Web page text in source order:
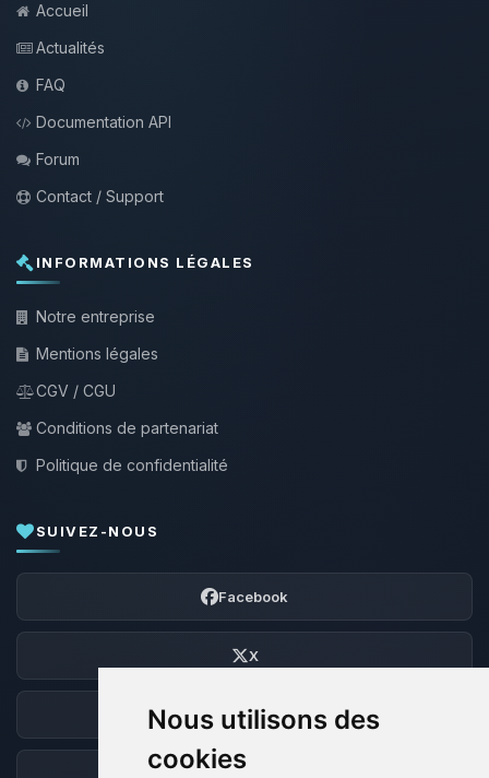
Nous utilisons des
cookies
Accueil
Actualités
FAQ
Documentation API
Forum
Contact / Support
INFORMATIONS LÉGALES
Notre entreprise
Mentions légales
CGV / CGU
Conditions de partenariat
Politique de confidentialité
SUIVEZ-NOUS
Facebook
X
Discord
Forum